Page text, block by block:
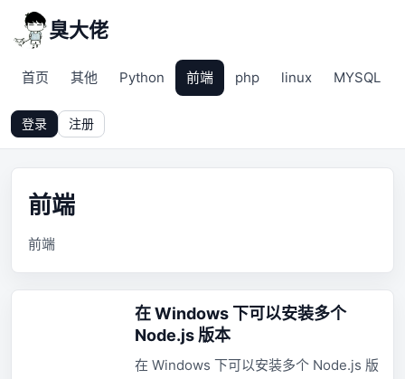
臭大佬
首页 其他 Python 前端 php linux MYSQL
登录 注册
前端
前端
在 Windows 下可以安装多个
Node.js 版本
在 Windows 下可以安装多个 Node.js 版